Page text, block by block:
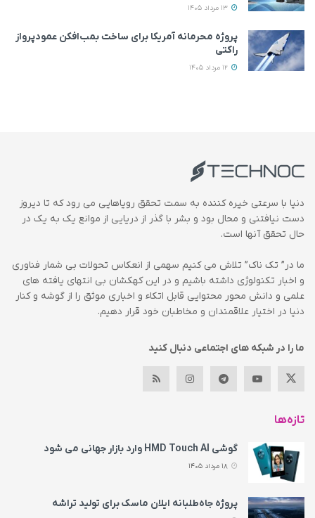
پروژه محرمانه آمریکا برای ساخت بمب‌افکن عمودپرواز
راکتی
دنیا با سرعتی خیره کننده به سمت تحقق رویاهایی می رود که تا دیروز
دست نیافتنی و محال بود و بشر با گذر از دریایی از موانع یک به یک در
حال تحقق آنها است.
ما در” تک ناک” تلاش می کنیم سهمی از انعکاس تحولات بی شمار فناوری
و اخبار تکنولوژی داشته باشیم و در این کهکشان بی انتهای یافته های
علمی و دانش محور محتوایی قابل اتکاء و اخباری موثق را از گوشه و کنار
دنیا در اختیار علاقمندان و مخاطبان خود قرار دهیم.
ما را در شبکه های اجتماعی دنبال کنید
تازه‌ها
گوشی HMD Touch AI وارد بازار جهانی می‌ شود
پروژه جاه‌طلبانه ایلان ماسک برای تولید تراشه